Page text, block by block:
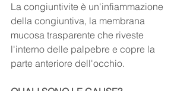
La congiuntivite è un'infiammazione
della congiuntiva, la membrana
mucosa trasparente che riveste
l'interno delle palpebre e copre la
parte anteriore dell'occhio.